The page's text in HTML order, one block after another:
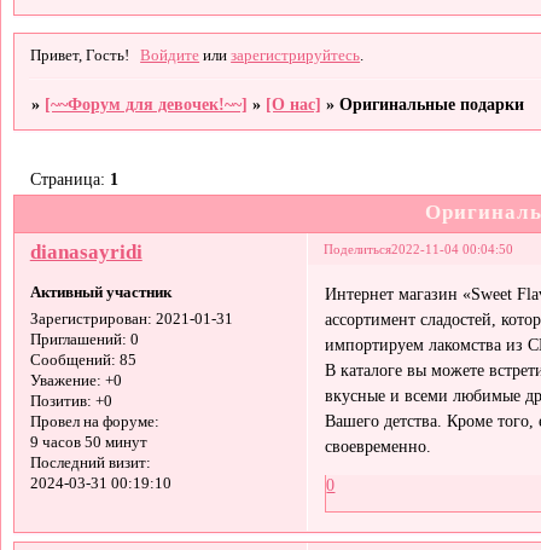
Привет, Гость! Войдите илизарегистрируйтесь
» [~~Форум для девочек!~~] » [О нас] »Оригинальные подарки
Страница: 1
Поделиться2022-11-04 00:04:50
dianasayridi
Активный участник
Зарегистрирован: 2021-01-31
Приглашений: 0
Сообщений: 85
Уважение: +0
Позитив: +0
Провел на форуме:
9 часов 50 минут
Последний визит:
2024-03-31 00:19:10
Интернет магазин «Sweet
ассортимент сладостей,
импортируем лакомства
В каталоге вы можете
вкусные и всеми любимые
Вашего детства. Кроме
своевременно.
0